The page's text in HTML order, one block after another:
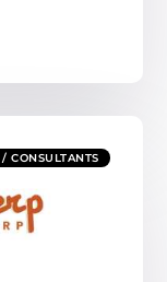
CONSULTANTS